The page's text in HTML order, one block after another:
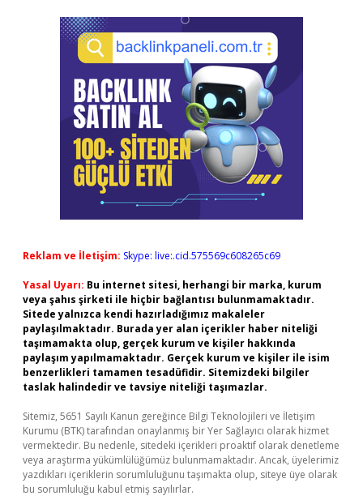
Reklam ve İletişim: Skype: live:.cid.575569c608265c69
Yasal Uyarı: Bu internet sitesi, herhangi bir marka, kurum
veya şahıs şirketi ile hiçbir bağlantısı bulunmamaktadır.
Sitede yalnızca kendi hazırladığımız makaleler
paylaşılmaktadır. Burada yer alan içerikler haber niteliği
taşımamakta olup, gerçek kurum ve kişiler hakkında
paylaşım yapılmamaktadır. Gerçek kurum ve kişiler ile isim
benzerlikleri tamamen tesadüfidir. Sitemizdeki bilgiler
taslak halindedir ve tavsiye niteliği taşımazlar.
Sitemiz, 5651 Sayılı Kanun gereğince Bilgi Teknolojileri ve İletişim
Kurumu (BTK) tarafından onaylanmış bir Yer Sağlayıcı olarak hizmet
vermektedir. Bu nedenle, sitedeki içerikleri proaktif olarak denetleme
veya araştırma yükümlülüğümüz bulunmamaktadır. Ancak, üyelerimiz
yazdıkları içeriklerin sorumluluğunu taşımakta olup, siteye üye olarak
bu sorumluluğu kabul etmiş sayılırlar.